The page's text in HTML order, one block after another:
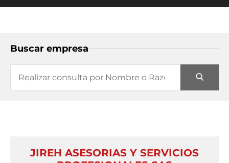
Buscar empresa
JIREH ASESORIAS Y SERVICIOS